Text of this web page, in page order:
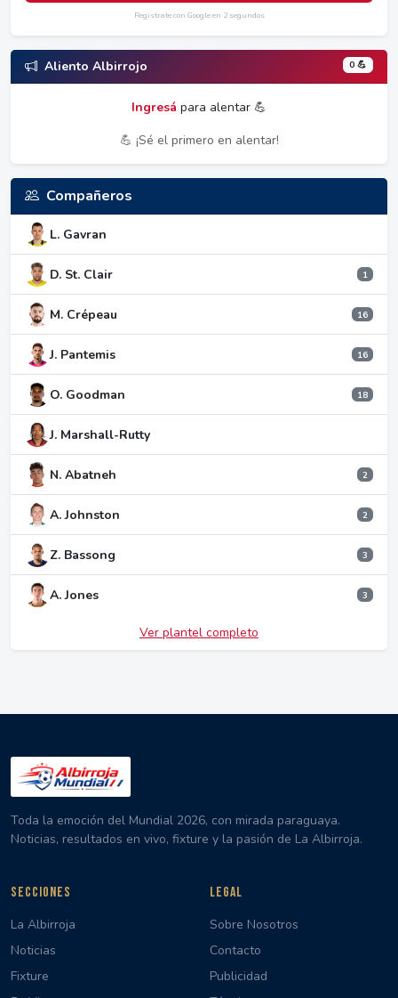
Registrate con Google en 2 segundos
Aliento Albirrojo 0 💪
Ingresá para alentar 💪
💪 ¡Sé el primero en alentar!
Compañeros
L. Gavran
D. St. Clair 1
M. Crépeau 16
J. Pantemis 16
O. Goodman 18
J. Marshall-Rutty
N. Abatneh 2
A. Johnston 2
Z. Bassong 3
A. Jones 3
Ver plantel completo
Toda la emoción del Mundial 2026, con mirada paraguaya.
Noticias, resultados en vivo, fixture y la pasión de La Albirroja.
SECCIONES
La Albirroja
Noticias
Fixture
LEGAL
Sobre Nosotros
Contacto
Publicidad